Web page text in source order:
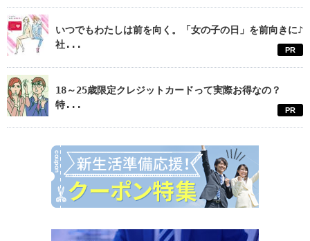
いつでもわたしは前を向く。「女の子の日」を前向きに♪
社...
PR
18～25歳限定クレジットカードって実際お得なの？
特...
PR